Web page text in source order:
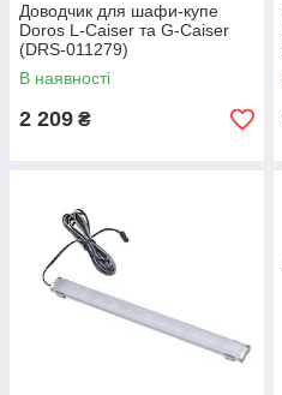
Доводчик для шафи-купе
Doros L-Caiser та G-Caiser
(DRS-011279)
В наявності
2 209 ₴